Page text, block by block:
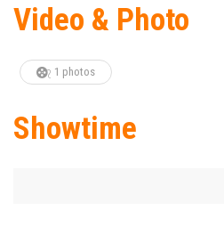
Video & Photo
1 photos
Showtime